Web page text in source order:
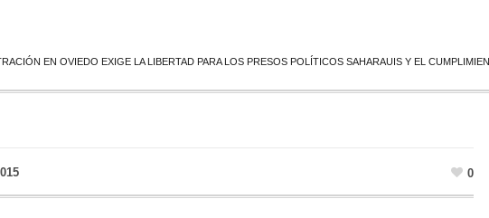
EN OVIEDO EXIGE LA LIBERTAD PARA LOS PRESOS POLÍTICOS SAHARAUIS Y EL
0